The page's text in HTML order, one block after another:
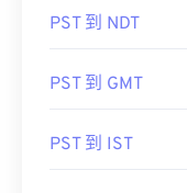
PST 到 NDT
PST 到 GMT
PST 到 IST